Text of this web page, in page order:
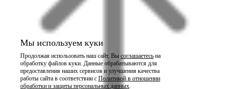
Мы используем куки
Продолжая использовать наш сайт, Вы соглашаетесь на
обработку файлов куки. Данные обрабатываются для
предоставления наших сервисов и улучшения качества
работы сайта в соответствии с Политикой в отношении
обработки и защиты персональных данных.